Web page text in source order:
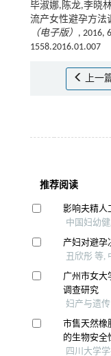
毕淑娜,陈龙,李晓
流产女性避孕方法
（电子版） , 2016,
1558.2016.01.007
上一